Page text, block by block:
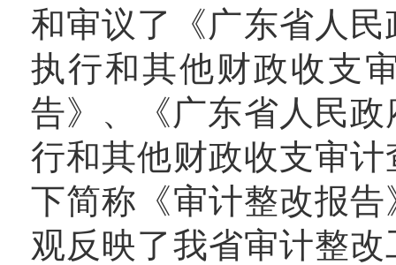
和审议了《广东省人
执行和其他财政收支
告》、《广东省人民
行和其他财政收支审
下简称《审计整改报
观反映了我省审计整